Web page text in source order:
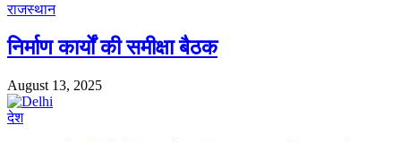
राजस्थान
निर्माण कार्यों की समीक्षा बैठक
August 13, 2025
देश